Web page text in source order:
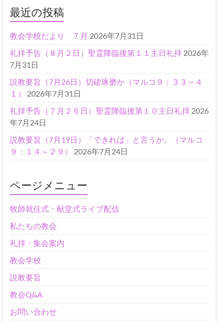
最近の投稿
教会学校だより ７月 2026年7月31日
礼拝予告（８月２日）聖霊降臨後第１１主日礼拝 2026年
7月31日
説教要旨（7月26日）切磋琢磨か（マルコ９：３３～４
１）
2026年7月31日
礼拝予告（７月２６日）聖霊降臨後第１０主日礼拝 2026
年7月24日
説教要旨（7月19日）「できれば」と言うか。（マルコ
９：１４～２９）
2026年7月24日
ページメニュー
牧師就任式・献堂式ライブ配信
私たちの教会
礼拝・集会案内
教会学校
説教要旨
教会Q&A
お問い合わせ